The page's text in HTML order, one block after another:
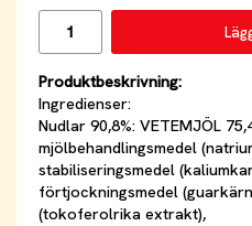
Produktbeskrivning:
Ingredienser:
Nudlar 90,8%: VETEMJÖL
mjölbehandlingsmedel
stabiliseringsmedel
förtjockningsmedel
(tokoferolrika extrakt),